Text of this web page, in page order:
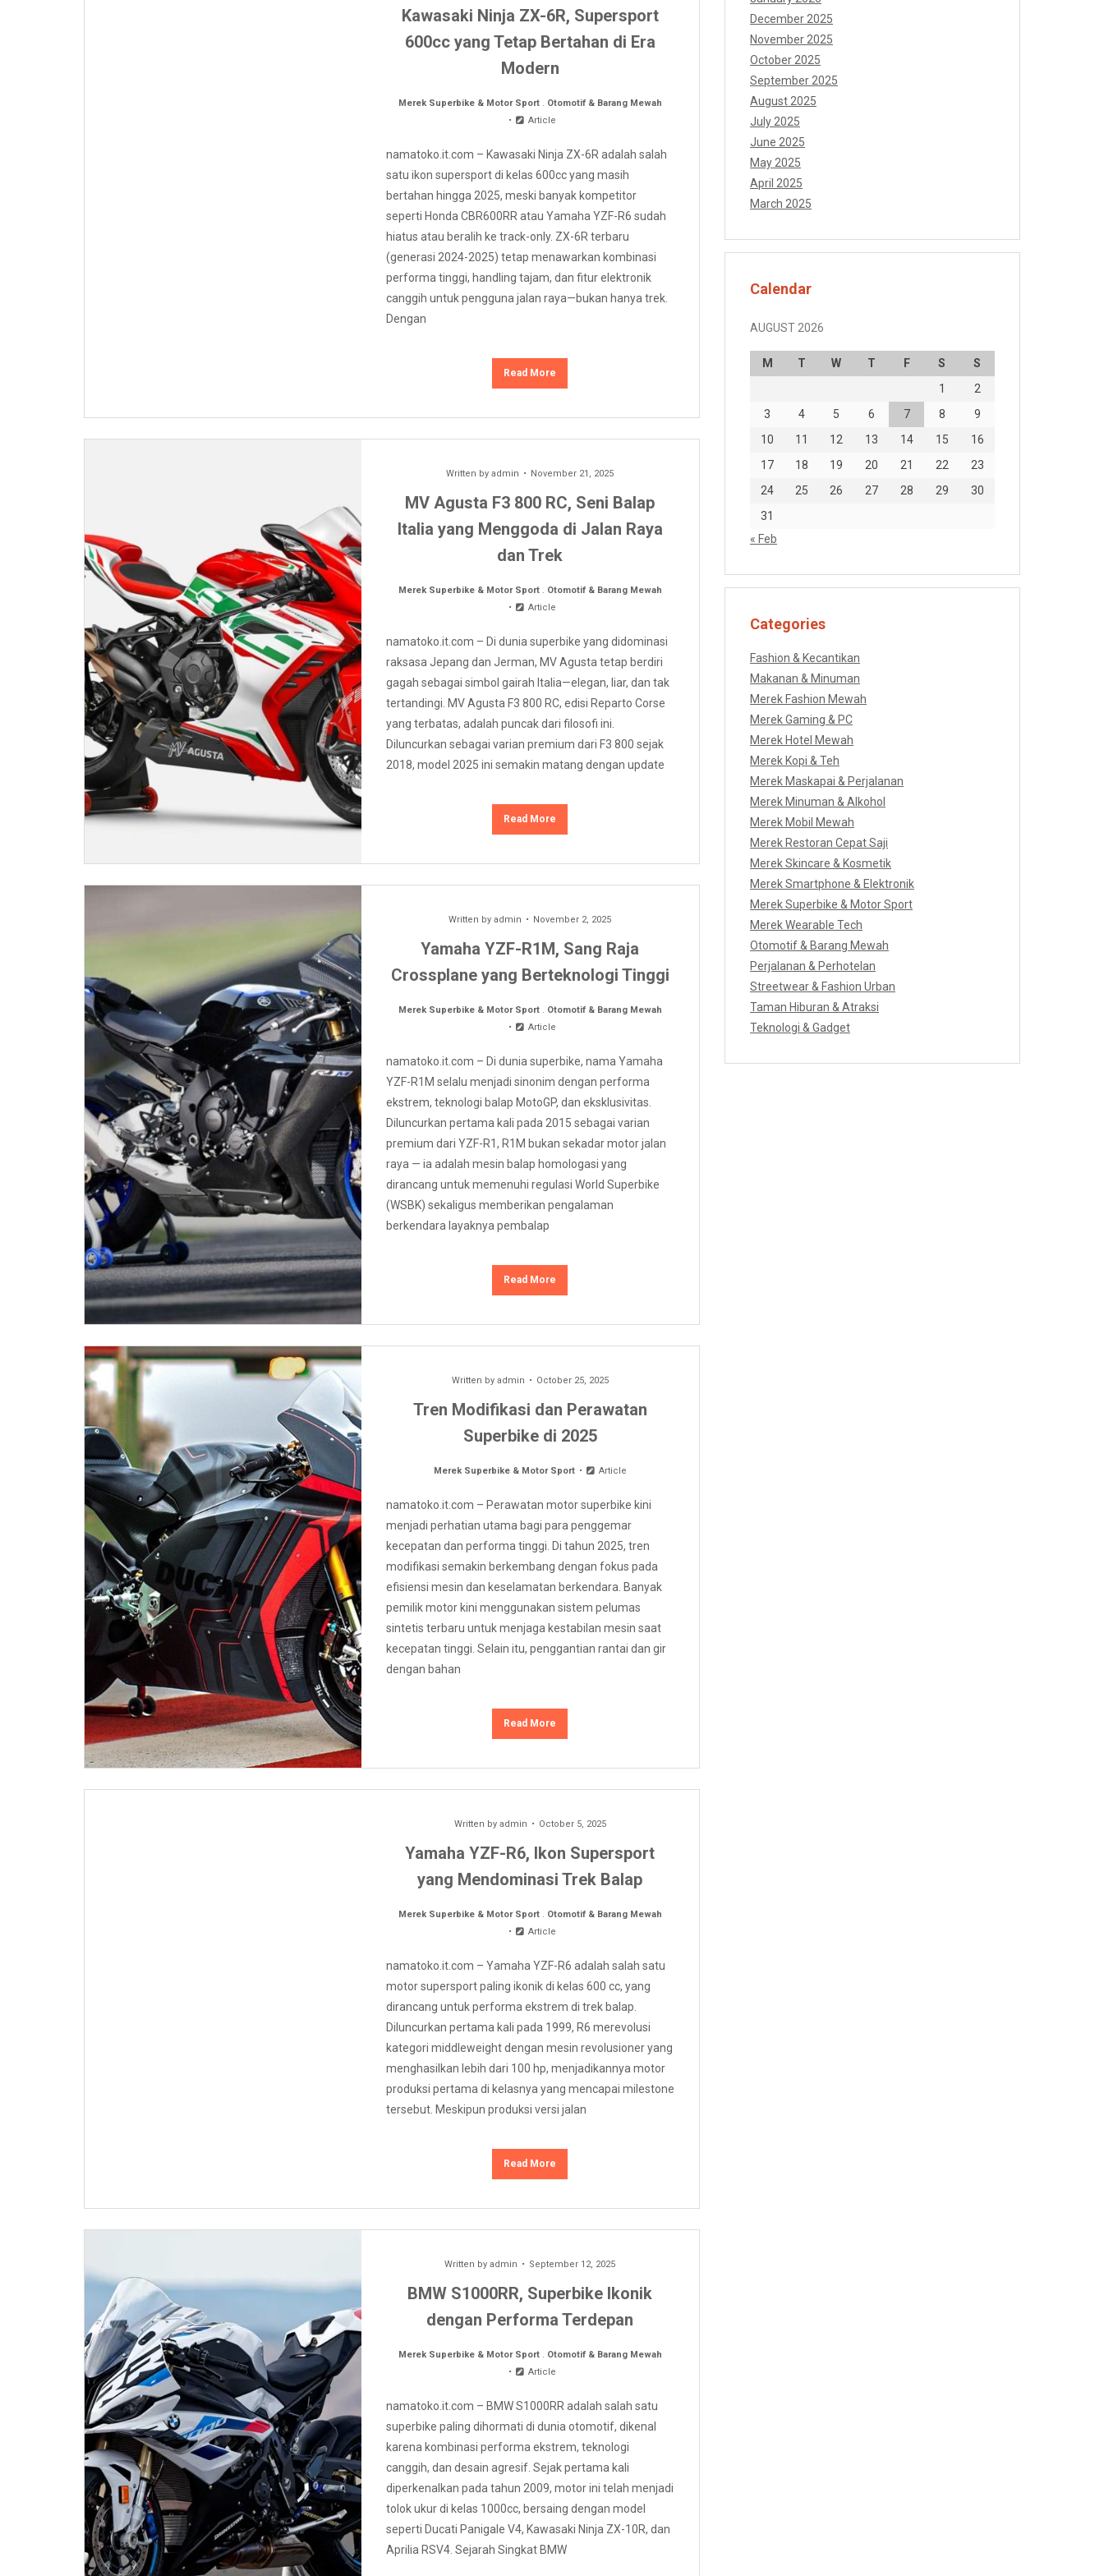
Kawasaki Ninja ZX-6R, Supersport
600cc yang Tetap Bertahan di Era
Modern
Merek Superbike & Motor Sport. Otomotif & Barang Mewah
Article
namatoko.it.com – Kawasaki Ninja ZX-6R adalah salah
satu ikon supersport di kelas 600cc yang masih
bertahan hingga 2025, meski banyak kompetitor
seperti Honda CBR600RR atau Yamaha YZF-R6 sudah
hiatus atau beralih ke track-only. ZX-6R terbaru
(generasi 2024-2025) tetap menawarkan kombinasi
performa tinggi, handling tajam, dan fitur elektronik
canggih untuk pengguna jalan raya—bukan hanya trek.
Dengan
Read More
Written byadmin November 21, 2025
MV Agusta F3 800 RC, Seni Balap
Italia yang Menggoda di Jalan Raya
dan Trek
Merek Superbike & Motor Sport. Otomotif & Barang Mewah
Article
namatoko.it.com – Di dunia superbike yang didominasi
raksasa Jepang dan Jerman, MV Agusta tetap berdiri
gagah sebagai simbol gairah Italia—elegan, liar, dan tak
tertandingi. MV Agusta F3 800 RC, edisi Reparto Corse
yang terbatas, adalah puncak dari filosofi ini.
Diluncurkan sebagai varian premium dari F3 800 sejak
2018, model 2025 ini semakin matang dengan update
Read More
Written byadmin November 2, 2025
Yamaha YZF-R1M, Sang Raja
Crossplane yang Berteknologi Tinggi
Merek Superbike & Motor Sport. Otomotif & Barang Mewah
Article
namatoko.it.com – Di dunia superbike, nama Yamaha
YZF-R1M selalu menjadi sinonim dengan performa
ekstrem, teknologi balap MotoGP, dan eksklusivitas.
Diluncurkan pertama kali pada 2015 sebagai varian
premium dari YZF-R1, R1M bukan sekadar motor jalan
raya — ia adalah mesin balap homologasi yang
dirancang untuk memenuhi regulasi World Superbike
(WSBK) sekaligus memberikan pengalaman
berkendara layaknya pembalap
Read More
Written by admin October 25, 2025
Tren Modifikasi dan Perawatan
Superbike di 2025
Merek Superbike & Motor Sport Article
namatoko.it.com – Perawatan motor superbike kini
menjadi perhatian utama bagi para penggemar
kecepatan dan performa tinggi. Di tahun 2025, tren
modifikasi semakin berkembang dengan fokus pada
efisiensi mesin dan keselamatan berkendara. Banyak
pemilik motor kini menggunakan sistem pelumas
sintetis terbaru untuk menjaga kestabilan mesin saat
kecepatan tinggi. Selain itu, penggantian rantai dan gir
dengan bahan
Read More
Written by admin October 5, 2025
Yamaha YZF-R6, Ikon Supersport
yang Mendominasi Trek Balap
Merek Superbike & Motor Sport. Otomotif & Barang Mewah
Article
namatoko.it.com – Yamaha YZF-R6 adalah salah satu
motor supersport paling ikonik di kelas 600 cc, yang
dirancang untuk performa ekstrem di trek balap.
Diluncurkan pertama kali pada 1999, R6 merevolusi
kategori middleweight dengan mesin revolusioner yang
menghasilkan lebih dari 100 hp, menjadikannya motor
produksi pertama di kelasnya yang mencapai milestone
tersebut. Meskipun produksi versi jalan
Read More
Written byadmin September 12, 2025
BMW S1000RR, Superbike Ikonik
dengan Performa Terdepan
Merek Superbike & Motor Sport. Otomotif & Barang Mewah
Article
namatoko.it.com – BMW S1000RR adalah salah satu
superbike paling dihormati di dunia otomotif, dikenal
karena kombinasi performa ekstrem, teknologi
canggih, dan desain agresif. Sejak pertama kali
diperkenalkan pada tahun 2009, motor ini telah menjadi
tolok ukur di kelas 1000cc, bersaing dengan model
seperti Ducati Panigale V4, Kawasaki Ninja ZX-10R, dan
Aprilia RSV4. Sejarah Singkat BMW
December 2025
November 2025
October 2025
September 2025
August 2025
July 2025
June 2025
May 2025
April 2025
March 2025
Calendar
AUGUST 2026
M T W T F S
S
1
2
3
4 5 6 7 8
9
10
11 12 13 14 15
16
17
18 19 20 21 22
23
24
25 26 27 28 29
30
31
« Feb
Categories
Fashion & Kecantikan
Makanan & Minuman
Merek Fashion Mewah
Merek Gaming & PC
Merek Hotel Mewah
Merek Kopi & Teh
Merek Maskapai & Perjalanan
Merek Minuman & Alkohol
Merek Mobil Mewah
Merek Restoran Cepat Saji
Merek Skincare & Kosmetik
Merek Smartphone & Elektronik
Merek Superbike & Motor Sport
Merek Wearable Tech
Otomotif & Barang Mewah
Perjalanan & Perhotelan
Streetwear & Fashion Urban
Taman Hiburan & Atraksi
Teknologi & Gadget